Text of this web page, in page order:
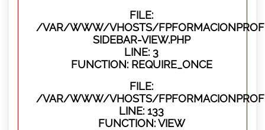
FILE:
/VAR/WWW/VHOSTS/
SIDEBAR-VIEW.PHP
LINE: 3
FUNCTION: REQUIRE_ONCE
FILE:
/VAR/WWW/VHOSTS/
LINE: 133
FUNCTION: VIEW